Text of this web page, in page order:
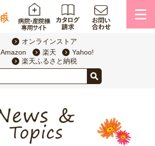
オンラインストア
Amazon
楽天
Yahoo!
楽天ふるさと納税